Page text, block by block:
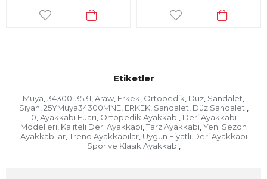
Etiketler
Muya 34300-3531 Araw Erkek Ortopedik Düz Sandalet
Siyah 25YMuya34300MNE, ERKEK, Sandalet Düz Sandalet
0 Ayakkabı Fuarı Ortopedik Ayakkabı Deri Ayakkabı
Modelleri Kaliteli Deri Ayakkabı Tarz Ayakkabı Yeni Sezon
Ayakkabılar, Trend Ayakkabılar, Uygun Fiyatlı Deri Ayakkabı
Spor ve Klasik Ayakkabı